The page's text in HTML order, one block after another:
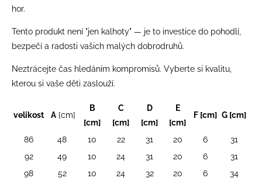
hor.
Tento produkt není "jen kalhoty" — je to investice do pohodlí,
bezpečí a radosti vašich malých dobrodruhů.
Neztrácejte čas hledáním kompromisů. Vyberte si kvalitu,
kterou si vaše děti zaslouží.
velikost A [cm]
B
[cm]
C
[cm]
D
[cm]
E
[cm]
F [cm] G [cm]
86 48 10 22 31 20 6
31
92
49 10 24 31 20 6
31
98
52 10 24 32 20 6 34